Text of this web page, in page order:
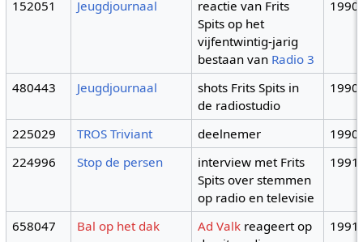
152051 Jeugdjournaal
reactie van Frits
Spits op het
vijfentwintig-jarig
bestaan van Radio 3
1990
480443 Jeugdjournaal
shots Frits Spits in
de radiostudio
1990
225029 TROS Triviant deelnemer
1990
224996
Stop de persen
interview met Frits
Spits over stemmen
op radio en televisie
1991
658047 Bal op het dak Ad Valk reageert op
1991